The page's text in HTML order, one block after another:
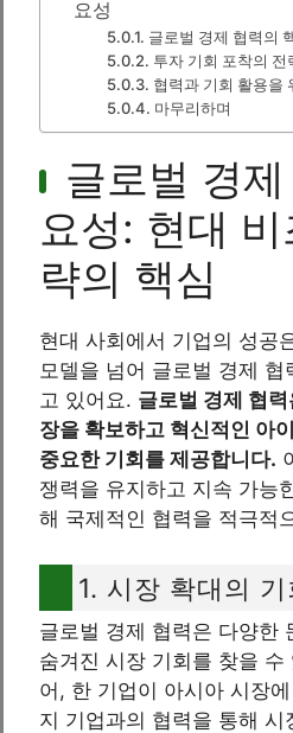
요성
글로벌 경제 협력의
투자 기회 포착의 전
협력과 기회 활용을
마무리하며
글로벌 경
요성: 현대
략의 핵심
현대 사회에서 기업의 성공
모델을 넘어 글로벌 경제
고 있어요. 글로벌 경제 협력
장을 확보하고 혁신적인 아
중요한 기회를 제공합니다.
쟁력을 유지하고 지속 가능
해 국제적인 협력을 적극적
1. 시장 확대의 기
글로벌 경제 협력은 다양한
숨겨진 시장 기회를 찾을
어, 한 기업이 아시아 시장
지 기업과의 협력을 통해